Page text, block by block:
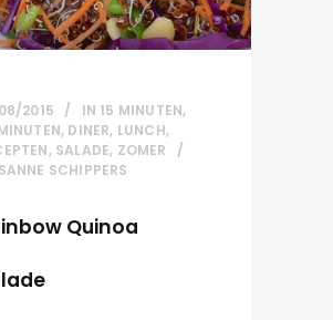
2015 IN 15 MINUTEN,
, DINER, LUNCH,
, SALADE, ZOMER
SANNE SCHIPPERS
Quinoa